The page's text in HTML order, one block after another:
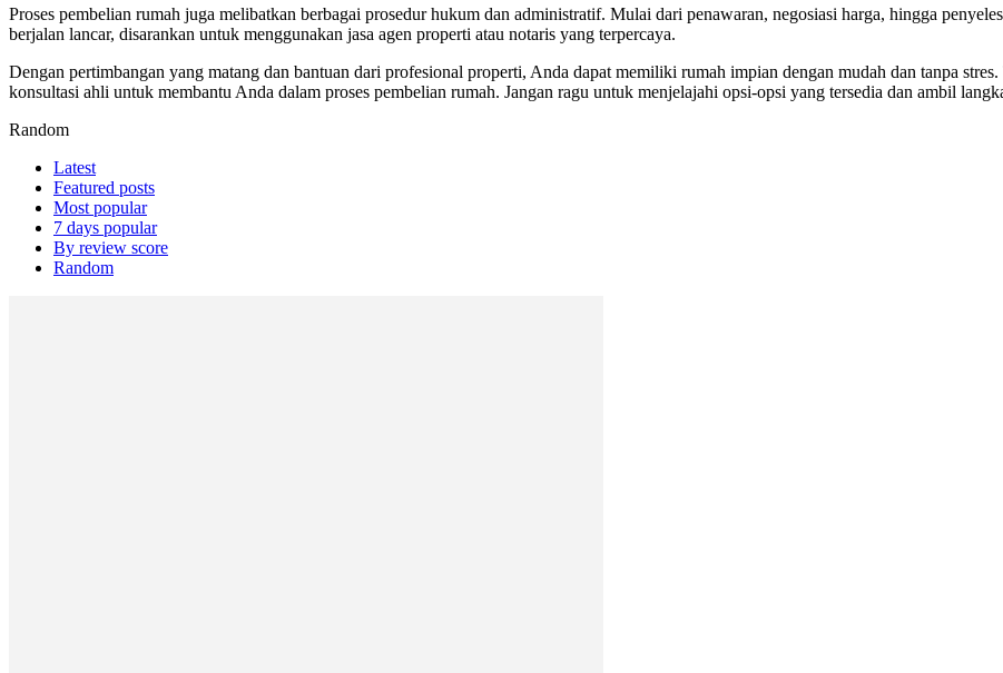
Proses pembelian rumah juga melibatkan berbagai prosedur hukum dan administratif. Mulai dari penawaran, negosiasi harga, hingga
berjalan lancar, disarankan untuk menggunakan jasa agen properti atau notaris yang terpercaya.
Dengan pertimbangan yang matang dan bantuan dari profesional properti, Anda dapat memiliki rumah impian dengan mudah dan tanpa
konsultasi ahli untuk membantu Anda dalam proses pembelian rumah. Jangan ragu untuk menjelajahi opsi-opsi yang tersedia dan ambil
Random
Latest
Featured posts
Most popular
7 days popular
By review score
Random